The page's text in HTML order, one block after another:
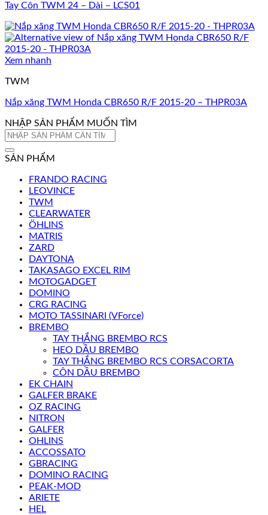
Tay Côn TWM 24 – Dài – LCS01
Xem nhanh
TWM
Nắp xăng TWM Honda CBR650 R/F 2015-20 – THPR03A
NHẬP SẢN PHẨM MUỐN TÌM
Tìm
SẢN PHẨM
FRANDO RACING
LEOVINCE
TWM
CLEARWATER
ÖHLINS
MATRIS
ZARD
DAYTONA
TAKASAGO EXCEL RIM
MOTOGADGET
DOMINO
CRG RACING
MOTO TASSINARI (VForce)
BREMBO
TAY THẮNG BREMBO RCS
HEO DẦU BREMBO
TAY THẮNG BREMBO RCS CORSACORTA
CÔN DẦU BREMBO
EK CHAIN
GALFER BRAKE
OZ RACING
NITRON
GALFER
OHLINS
ACCOSSATO
GBRACING
DOMINO RACING
PEAK-MOD
ARIETE
HEL